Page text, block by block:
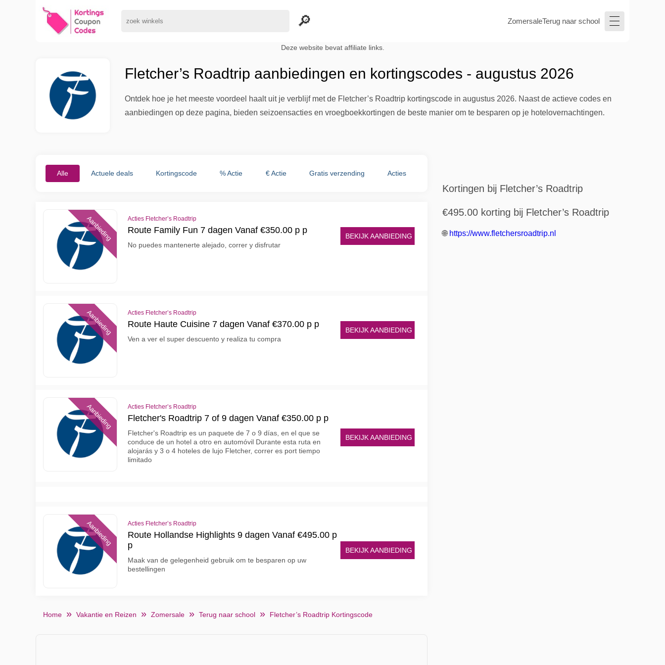
ZomersaleTerug naar school
Deze website bevat affiliate links.
Fletcher’s Roadtrip aanbiedingen en kortingscodes - augustus 2026
Ontdek hoe je het meeste voordeel haalt uit je verblijf met de Fletcher’s Roadtrip kortingscode in augustus 2026. Naast de actieve codes en
aanbiedingen op deze pagina, bieden seizoensacties en vroegboekkortingen de beste manier om te besparen op je hotelovernachtingen.
Alle Actuele deals Kortingscode % Actie € Actie Gratis verzending Acties
Aanbieding Acties Fletcher’s Roadtrip
Route Family Fun 7 dagen Vanaf €350.00 p p
No puedes mantenerte alejado, correr y disfrutar
BEKIJK AANBIEDING
Aanbieding Acties Fletcher’s Roadtrip
Route Haute Cuisine 7 dagen Vanaf €370.00 p p
Ven a ver el super descuento y realiza tu compra
BEKIJK AANBIEDING
Aanbieding Acties Fletcher’s Roadtrip
Fletcher's Roadtrip 7 of 9 dagen Vanaf €350.00 p p
Fletcher's Roadtrip es un paquete de 7 o 9 días, en el que se
conduce de un hotel a otro en automóvil Durante esta ruta en
alojarás y 3 o 4 hoteles de lujo Fletcher, correr es port tiempo
limitado
BEKIJK AANBIEDING
Aanbieding Acties Fletcher’s Roadtrip
Route Hollandse Highlights 9 dagen Vanaf €495.00 p
p
Maak van de gelegenheid gebruik om te besparen op uw
bestellingen
BEKIJK AANBIEDING
Home Vakantie en Reizen Zomersale Terug naar school Fletcher’s Roadtrip Kortingscode
Kortingen bij Fletcher’s Roadtrip
€495.00 korting bij Fletcher’s Roadtrip
🌐 https://www.fletchersroadtrip.nl